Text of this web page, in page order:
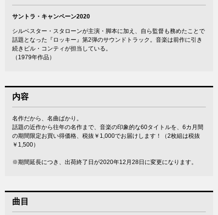
サントラ・キャンペーン2020
シルベスター・スタローンが主演・脚本に加え、自ら監督も務めたことで
話題となった『ロッキー』第2弾のサウンドトラック。音楽は前作に引き
続きビル・コンティが担当している。
（1979年作品）
内容
名作だから、名曲ばかり。
話題の近作から往年の名作まで、音楽の印象的な60タイトルを、6カ月間
の期間限定お買い得価格、税抜￥1,000でお届けします！（2枚組は税抜
￥1,500）
※期間延長につき、出荷終了日が2020年12月28日に変更になります。
曲目